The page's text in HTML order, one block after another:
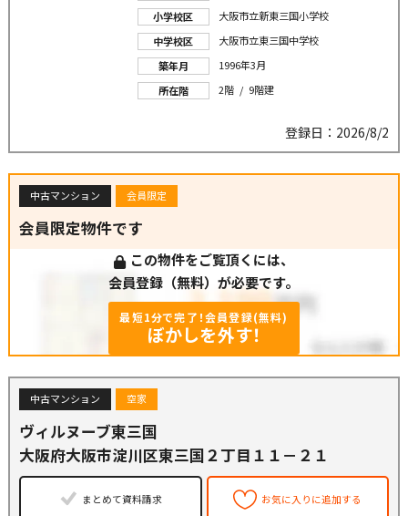
小学校区
大阪市立新東三国小学校
中学校区
大阪市立東三国中学校
築年月
1996年3月
所在階
2階 / 9階建
登録日：2026/8/2
中古マンション 会員限定
会員限定物件です
この物件をご覧頂くには、
会員登録（無料）が必要です。
最短1分で完了！会員登録(無料)
ぼかしを外す！
中古マンション 空家
ヴィルヌーブ東三国
大阪府大阪市淀川区東三国２丁目１１－２１
まとめて資料請求 お気に入りに追加する